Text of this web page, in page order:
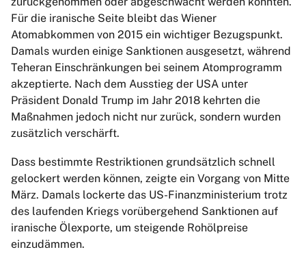
Für die iranische Seite bleibt das Wiener
Atomabkommen von 2015 ein wichtiger Bezugspunkt.
Damals wurden einige Sanktionen ausgesetzt, während
Teheran Einschränkungen bei seinem Atomprogramm
akzeptierte. Nach dem Ausstieg der USA unter
Präsident Donald Trump im Jahr 2018 kehrten die
Maßnahmen jedoch nicht nur zurück, sondern wurden
zusätzlich verschärft.
Dass bestimmte Restriktionen grundsätzlich schnell
gelockert werden können, zeigte ein Vorgang von Mitte
März. Damals lockerte das US-Finanzministerium trotz
des laufenden Kriegs vorübergehend Sanktionen auf
iranische Ölexporte, um steigende Rohölpreise
einzudämmen.